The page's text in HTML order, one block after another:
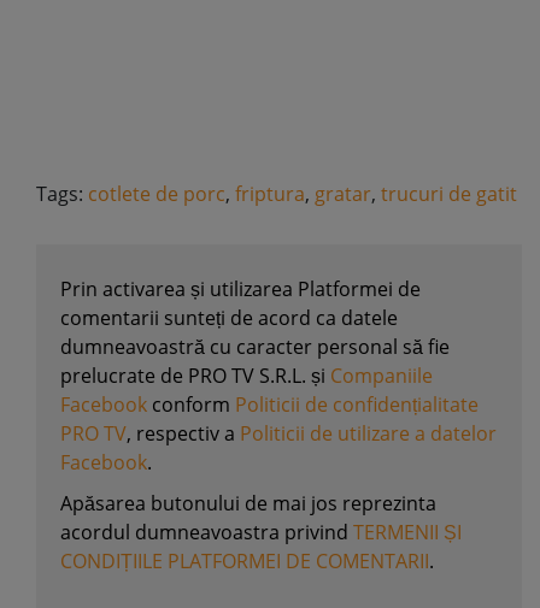
Tags: cotlete de porc, friptura, gratar, trucuri de gatit
Prin activarea și utilizarea Platformei de
comentarii sunteți de acord ca datele
dumneavoastră cu caracter personal să fie
prelucrate de PRO TV S.R.L. și Companiile
Facebook conform Politicii de confidențialitate
PRO TV, respectiv a Politicii de utilizare a datelor
Facebook.
Apăsarea butonului de mai jos reprezinta
acordul dumneavoastra privind TERMENII ȘI
CONDIȚIILE PLATFORMEI DE COMENTARII.